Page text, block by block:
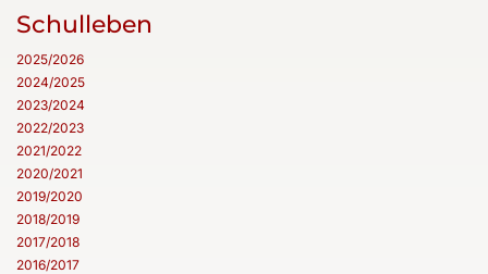
Schulleben
2025/2026
2024/2025
2023/2024
2022/2023
2021/2022
2020/2021
2019/2020
2018/2019
2017/2018
2016/2017